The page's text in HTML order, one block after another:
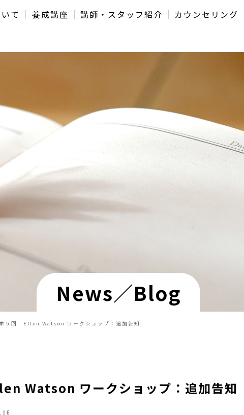
て 養成講座 講師・スタッフ紹介 カウンセリング
News／Blog
５回 Ellen Watson ワークショップ：追加告知
Watson ワークショップ：追加告知